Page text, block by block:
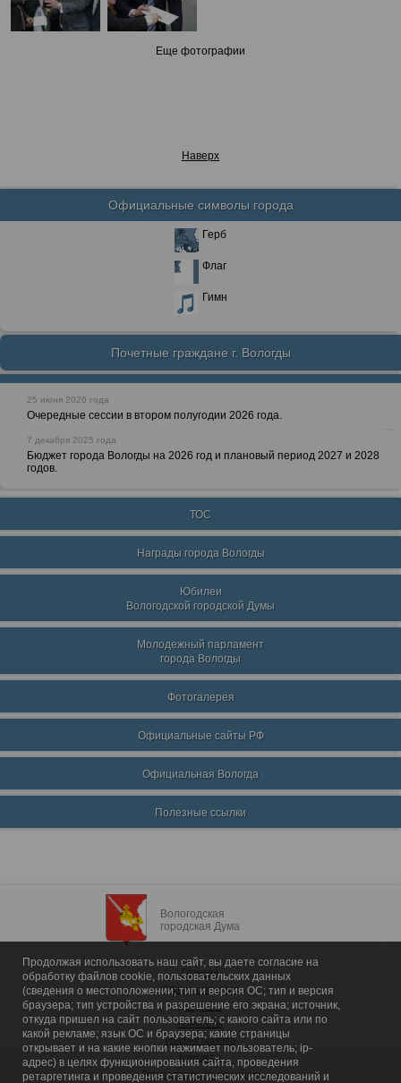
Еще фотографии
Наверх
Официальные символы города
Герб
Флаг
Гимн
Почетные граждане г. Вологды
25 июня 2026 года
Очередные сессии в втором полугодии 2026 года.
7 декабря 2025 года
Бюджет города Вологды на 2026 год и плановый период 2027 и 2028
годов.
ТОС
Награды города Вологды
Юбилеи
Вологодской городской Думы
Молодежный парламент
города Вологды
Фотогалерея
Официальные сайты РФ
Официальная Вологда
Полезные ссылки
Вологодская
городская Дума
Главная
Общие сведения
Депутаты
Комитеты
График приема
Контакты
Депутатские объединения
Продолжая использовать наш сайт, вы даете согласие на
обработку файлов cookie, пользовательских данных
(сведения о местоположении; тип и версия ОС; тип и версия
браузера; тип устройства и разрешение его экрана; источник,
откуда пришел на сайт пользователь; с какого сайта или по
какой рекламе; язык ОС и браузера; какие страницы
открывает и на какие кнопки нажимает пользователь; ip-
адрес) в целях функционирования сайта, проведения
ретаргетинга и проведения статистических исследований и